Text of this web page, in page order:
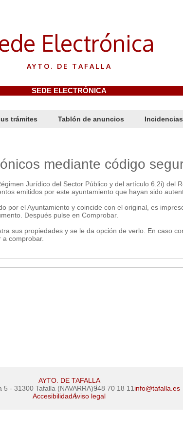
Electrónica
AYTO. DE TAFALLA
SEDE ELECTRÓNICA
trámites Tablón de anuncios Incidencias
mediante código
Jurídico del Sector Público y del artículo 6.2i) del
emitidos por este ayuntamiento que hayan sido
el Ayuntamiento y coincide con el original, es
Después pulse en Comprobar.
sus propiedades y se le da opción de verlo. En caso
comprobar.
AYTO. DE TAFALLA
5 - 31300 Tafalla (NAVARRA)948 70 18 11 info@tafalla.es
AccesibilidadAviso legal